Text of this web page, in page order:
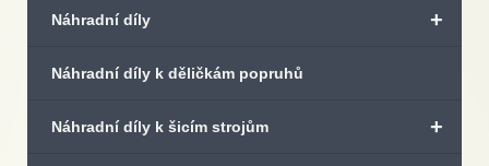
+
Náhradní díly
Náhradní díly k děličkám popruhů
+
Náhradní díly k šicím strojům